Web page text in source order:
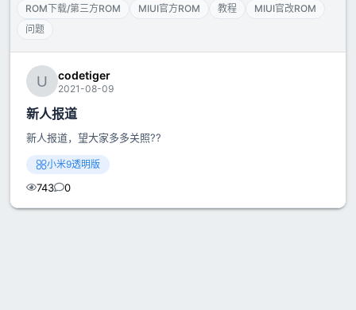
ROM下载/第三方ROM
MIUI官方ROM 教程
MIUI官改ROM
问题
codetiger
2021-08-09
新人报道
新人报道，望大家多多关照??
小米9透明版
743 0